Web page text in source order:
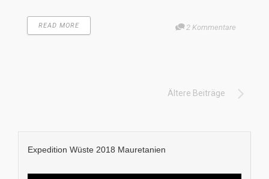
READ MORE 2 Kommentare
Ältere Beiträge
Expedition Wüste 2018 Mauretanien